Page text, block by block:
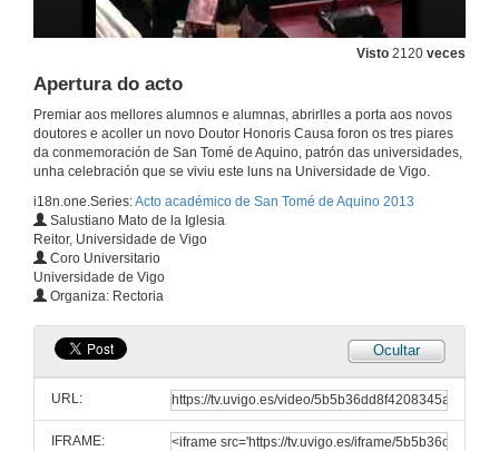
Visto 2120 veces
Apertura do acto
Premiar aos mellores alumnos e alumnas, abrirlles a porta aos novos
doutores e acoller un novo Doutor Honoris Causa foron os tres piares
da conmemoración de San Tomé de Aquino, patrón das universidades,
unha celebración que se viviu este luns na Universidade de Vigo.
i18n.one.Series:Acto académico de San Tomé de Aquino 2013
Salustiano Mato de la Iglesia
Reitor, Universidade de Vigo
Coro Universitario
Universidade de Vigo
Organiza: Rectoria
Ocultar
URL:
IFRAME: